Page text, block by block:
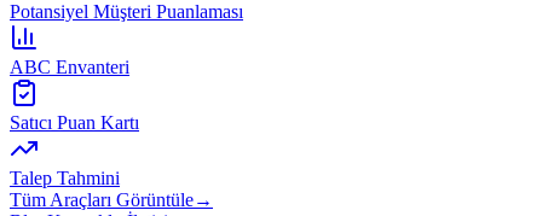
Potansiyel Müşteri Puanlaması
ABC Envanteri
Satıcı Puan Kartı
Talep Tahmini
Tüm Araçları Görüntüle→